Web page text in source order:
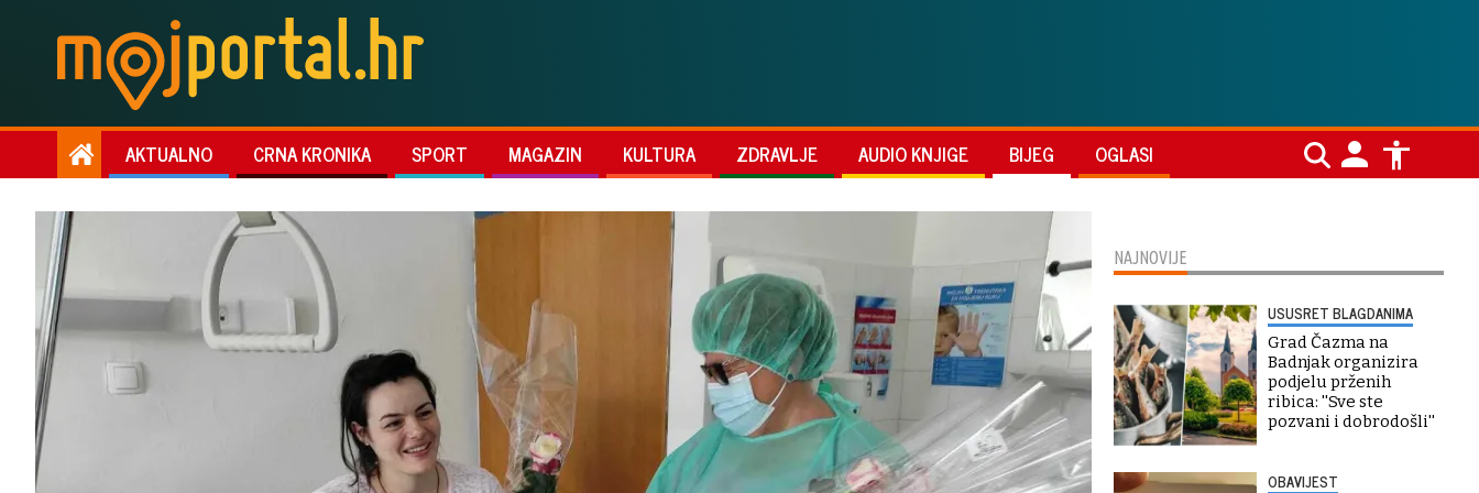
AKTUALNO CRNA KRONIKA SPORT MAGAZIN KULTURA ZDRAVLJE AUDIO KNJIGE BIJEG OGLASI
NAJNOVIJE
USUSRET BLAGDANIMA
Grad Čazma na
Badnjak organizira
podjelu prženih
ribica: ''Sve ste
pozvani i dobrodošli''
OBAVIJEST